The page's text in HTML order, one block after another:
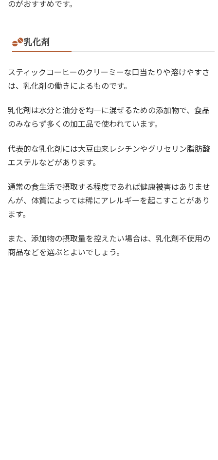
のがおすすめです。
乳化剤
スティックコーヒーのクリーミーな口当たりや溶けやすさ
は、乳化剤の働きによるものです。
乳化剤は水分と油分を均一に混ぜるための添加物で、食品
のみならず多くの加工品で使われています。
代表的な乳化剤には大豆由来レシチンやグリセリン脂肪酸
エステルなどがあります。
通常の食生活で摂取する程度であれば健康被害はありませ
んが、体質によっては稀にアレルギーを起こすことがあり
ます。
また、添加物の摂取量を控えたい場合は、乳化剤不使用の
商品などを選ぶとよいでしょう。